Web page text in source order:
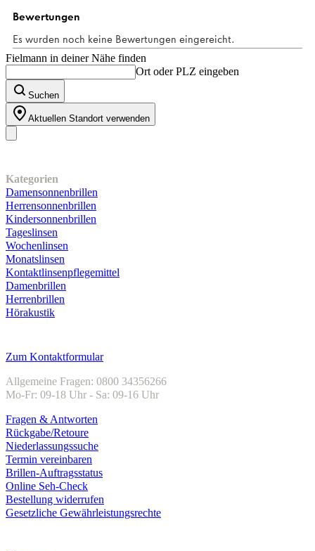
Sternen.
Bewertungen
Fielmann in deiner Nähe finden
Ort oder PLZ eingeben
Suchen
Aktuellen Standort verwenden
Kategorien
Damensonnenbrillen
Herrensonnenbrillen
Kindersonnenbrillen
Tageslinsen
Wochenlinsen
Monatslinsen
Kontaktlinsenpflegemittel
Damenbrillen
Herrenbrillen
Hörakustik
Zum Kontaktformular
Allgemeine Fragen: 0800 34356266
Mo-Fr: 09-18 Uhr - Sa: 09-16 Uhr
Fragen & Antworten
Rückgabe/Retoure
Niederlassungssuche
Termin vereinbaren
Brillen-Auftragsstatus
Online Seh-Check
Bestellung widerrufen
Gesetzliche Gewährleistungsrechte